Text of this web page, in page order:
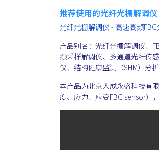
推荐使用的光纤光栅解调仪
光纤光栅解调仪 - 高速高频
产品别名：光纤光栅解调仪、
频采样解调仪、多通道光纤传
仪、结构健康监测（SHM）分析
本产品为北京大成永盛科技有
度、应力、应变FBG sensor）